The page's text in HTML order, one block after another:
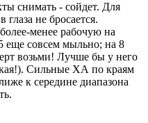
снимать - сойдет. Для
не бросается.
менее рабочую на
еще совсем мыльно; на 8
возьми! Лучше бы у него
Сильные ХА по краям
к середине диапазона